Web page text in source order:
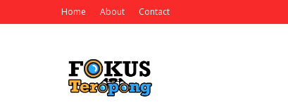
Home About Contact